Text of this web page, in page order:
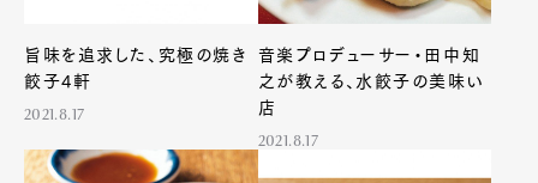
Pen Membership
Official Columnist
Contact
旨味を追求した、究極の焼き
餃子4軒
2021.8.17
音楽プロデューサー・田中知
之が教える、水餃子の美味い
店
2021.8.17